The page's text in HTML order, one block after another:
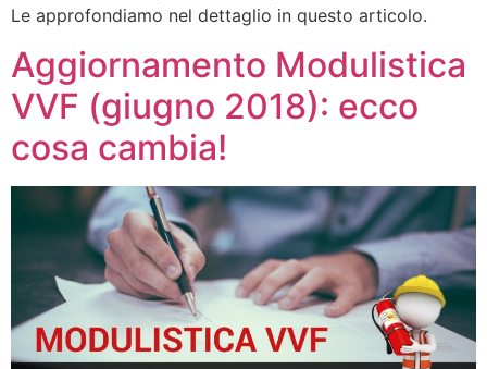
Le approfondiamo nel dettaglio in questo articolo.
Aggiornamento Modulistica
VVF (giugno 2018): ecco
cosa cambia!